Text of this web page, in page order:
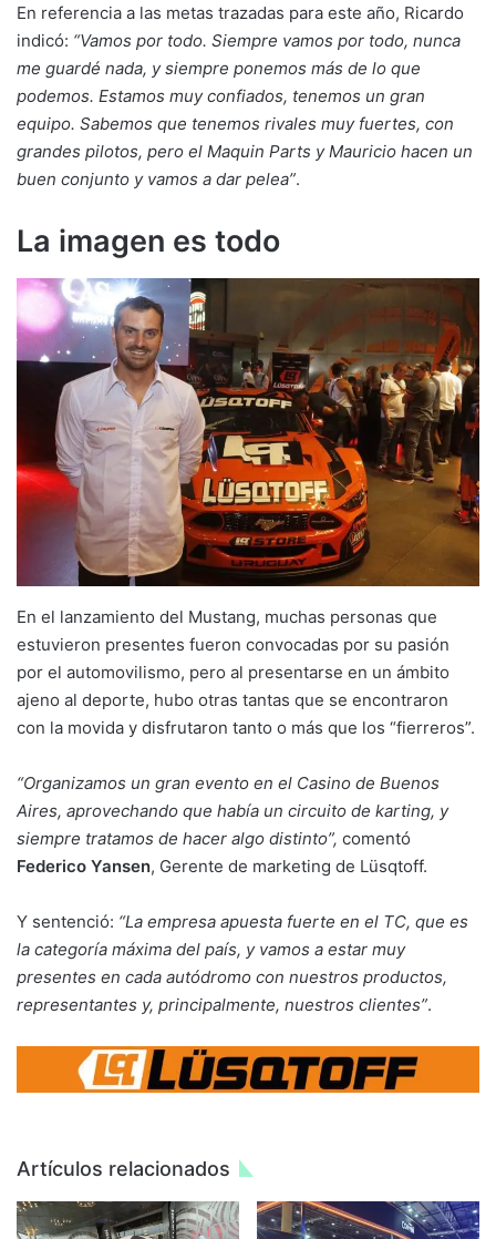
En referencia a las metas trazadas para este año, Ricardo
indicó: “Vamos por todo. Siempre vamos por todo, nunca
me guardé nada, y siempre ponemos más de lo que
podemos. Estamos muy confiados, tenemos un gran
equipo. Sabemos que tenemos rivales muy fuertes, con
grandes pilotos, pero el Maquin Parts y Mauricio hacen un
buen conjunto y vamos a dar pelea”.
La imagen es todo
En el lanzamiento del Mustang, muchas personas que
estuvieron presentes fueron convocadas por su pasión
por el automovilismo, pero al presentarse en un ámbito
ajeno al deporte, hubo otras tantas que se encontraron
con la movida y disfrutaron tanto o más que los “fierreros”.
“Organizamos un gran evento en el Casino de Buenos
Aires, aprovechando que había un circuito de karting, y
siempre tratamos de hacer algo distinto”, comentó
Federico Yansen, Gerente de marketing de Lüsqtoff.
Y sentenció: “La empresa apuesta fuerte en el TC, que es
la categoría máxima del país, y vamos a estar muy
presentes en cada autódromo con nuestros productos,
representantes y, principalmente, nuestros clientes”.
Artículos relacionados